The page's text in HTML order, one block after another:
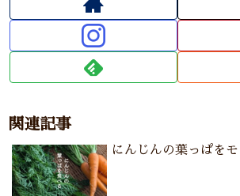
関連記事
にんじんの葉っぱを